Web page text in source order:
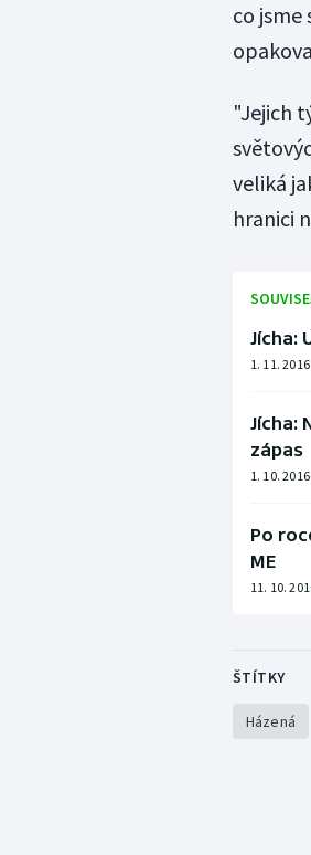
co jsme
"Jejich
veliká
hranici
Jícha:
1. 11. 2016
Jícha:
zápas
1. 10. 2016
Po
ME
11. 10.
ŠTÍTKY
Házená